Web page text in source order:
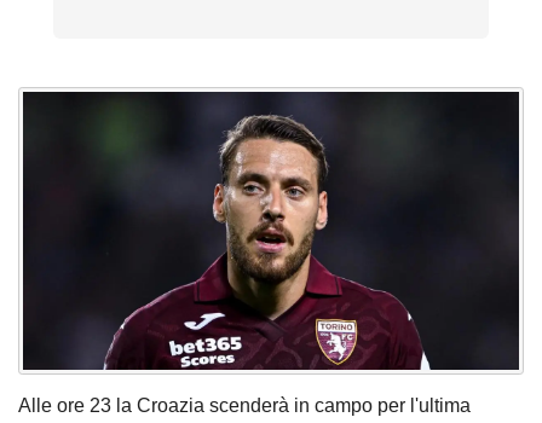
Alle ore 23 la Croazia scenderà in campo per l'ultima